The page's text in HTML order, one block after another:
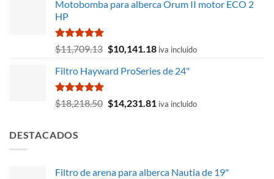
original
$3,486.31.
actual
Motobomba para alberca Orum II motor ECO 2
HP
Valorado
con
de 5
$11,709.13 El
original
$11,709.13.
$10,141.18El
actual
$10,141.18.
iva incluido
Filtro Hayward ProSeries de 24"
Valorado
con
$18,218.50 El
$14,231.81 El
iva incluido
DESTACADOS
Filtro de arena para alberca Nautia de 19"